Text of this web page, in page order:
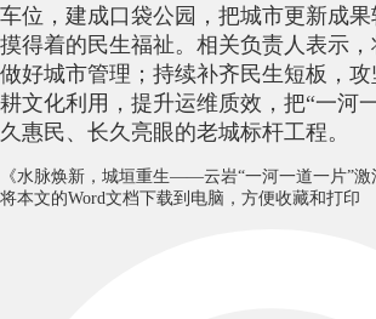
车位，建成口袋公园，把城市更新成果
摸得着的民生福祉。相关负责人表示
做好城市管理；持续补齐民生短板，
耕文化利用，提升运维质效，把“一河
久惠民、长久亮眼的老城标杆工程。
《水脉焕新，城垣重生——云岩“一河一道一片”激
将本文的Word文档下载到电脑，方便收藏和打印